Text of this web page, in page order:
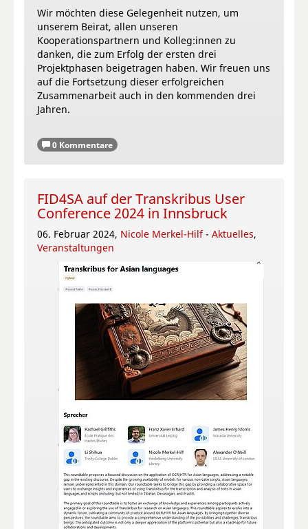
Wir möchten diese Gelegenheit nutzen, um
unserem Beirat, allen unseren
Kooperationspartnern und Kolleg:innen zu
danken, die zum Erfolg der ersten drei
Projektphasen beigetragen haben. Wir freuen uns
auf die Fortsetzung dieser erfolgreichen
Zusammenarbeit auch in den kommenden drei
Jahren.
0 Kommentare
FID4SA auf der Transkribus User
Conference 2024 in Innsbruck
06. Februar 2024, Nicole Merkel-Hilf - Aktuelles,
Veranstaltungen